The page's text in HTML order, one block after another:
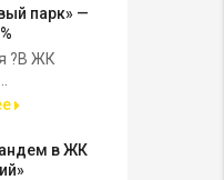
парк» —
?В ЖК
в ЖК